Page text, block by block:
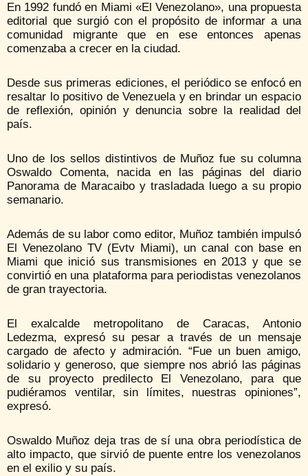
En 1992 fundó en Miami «El Venezolano», una propuesta
editorial que surgió con el propósito de informar a una
comunidad migrante que en ese entonces apenas
comenzaba a crecer en la ciudad.
Desde sus primeras ediciones, el periódico se enfocó en
resaltar lo positivo de Venezuela y en brindar un espacio
de reflexión, opinión y denuncia sobre la realidad del
país.
Uno de los sellos distintivos de Muñoz fue su columna
Oswaldo Comenta, nacida en las páginas del diario
Panorama de Maracaibo y trasladada luego a su propio
semanario.
Además de su labor como editor, Muñoz también impulsó
El Venezolano TV (Evtv Miami), un canal con base en
Miami que inició sus transmisiones en 2013 y que se
convirtió en una plataforma para periodistas venezolanos
de gran trayectoria.
El exalcalde metropolitano de Caracas, Antonio
Ledezma, expresó su pesar a través de un mensaje
cargado de afecto y admiración. “Fue un buen amigo,
solidario y generoso, que siempre nos abrió las páginas
de su proyecto predilecto El Venezolano, para que
pudiéramos ventilar, sin límites, nuestras opiniones”,
expresó.
Oswaldo Muñoz deja tras de sí una obra periodística de
alto impacto, que sirvió de puente entre los venezolanos
en el exilio y su país.